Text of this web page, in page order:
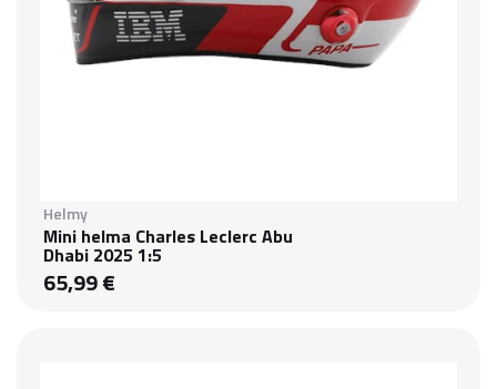
Helmy
Mini helma Charles Leclerc Abu
Dhabi 2025 1:5
65,99 €